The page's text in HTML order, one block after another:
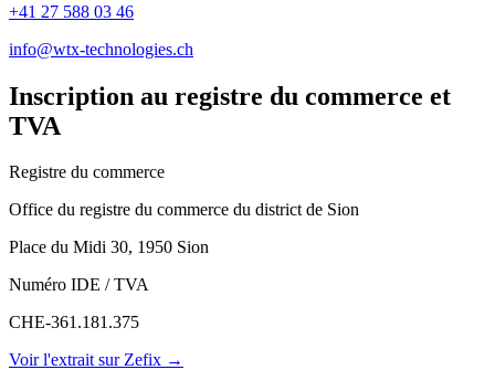
+41 27 588 03 46
info@wtx-technologies.ch
Inscription au registre du commerce et
TVA
Registre du commerce
Office du registre du commerce du district de Sion
Place du Midi 30, 1950 Sion
Numéro IDE / TVA
CHE-361.181.375
Voir l'extrait sur Zefix →